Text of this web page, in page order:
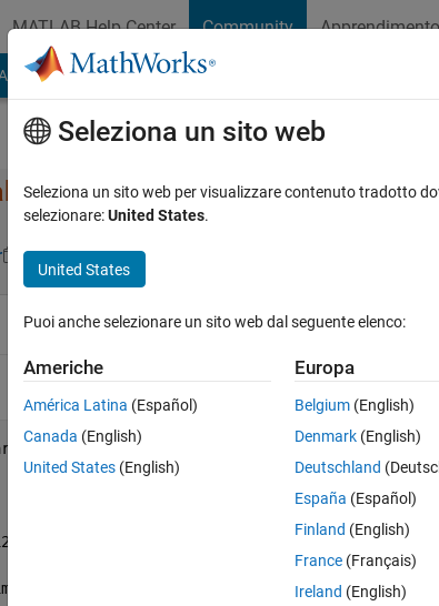
MATLAB Help Center Community
File Exchange Cody
Poni una domanda Risposta Naviga
code
10 Mar 2012 2 Risposte
d2=94;
'C:\Users\SAMA CENTER\Desktop\girl.jpg');
Seleziona un sito web
Seleziona un sito web per visualizzare contenuto tradotto
selezionare:United States.
United States
Puoi anche selezionare un sito web dal seguente elenco:
Americhe
América Latina (Español)
Canada (English)
United States (English)
Europa
Belgium (English)
Denmark (English)
Deutschland
España (Español)
Finland (English)
France (Français)
Ireland (English)